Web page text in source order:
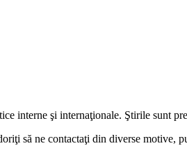
interne şi internaţionale. Ştirile sunt
să ne contactaţi din diverse motive,